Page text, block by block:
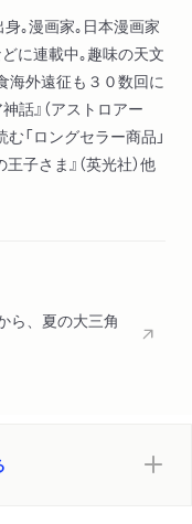
ルス座／ヘルクレス
お座／おひつじ座
身｡漫画家｡日本漫画家
に連載中｡趣味の天文
海外遠征も３０数回に
話』（アストロアー
む「ロングセラー商品」
子さま』（英光社）他
ら、夏の大三角